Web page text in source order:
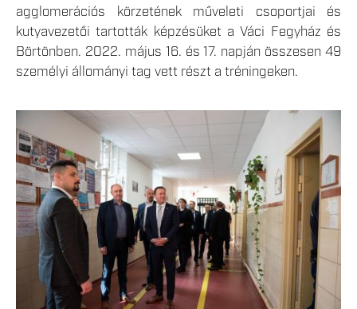
agglomerációs körzetének műveleti csoportjai és
kutyavezetői tartották képzésüket a Váci Fegyház és
Börtönben. 2022. május 16. és 17. napján összesen 49
személyi állományi tag vett részt a tréningeken.